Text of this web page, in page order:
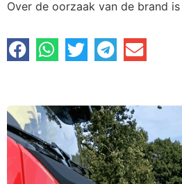
Over de oorzaak van de brand